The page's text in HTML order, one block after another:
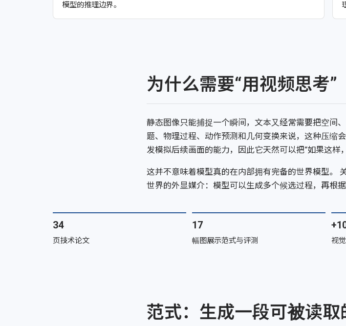
模型的推理边界。
为什么需要“用视频思考”
静态图像只能捕捉一个瞬间，文本又经常需要把空间
题、物理过程、动作预测和几何变换来说，这种压缩
发模拟后续画面的能力，因此它天然可以把“如果这样
这并不意味着模型真的在内部拥有完备的世界模型。
世界的外显媒介：模型可以生成多个候选过程，再根
34
页技术论文
17
幅图展示范式与评测 视
范式：生成一段可被读取